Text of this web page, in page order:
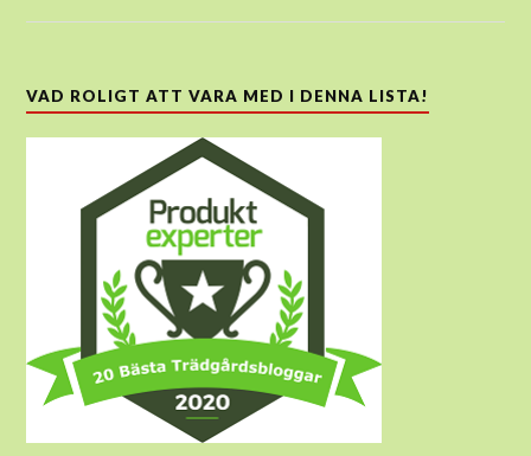
VAD ROLIGT ATT VARA MED I DENNA LISTA!